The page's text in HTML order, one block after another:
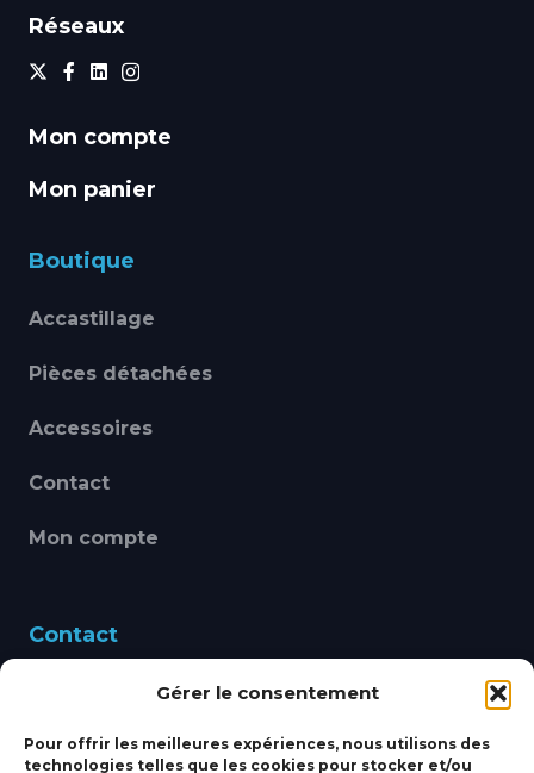
Gérer le consentement
Pour offrir les meilleures expériences, nous utilisons des
technologies telles que les cookies pour stocker et/ou
Réseaux
Mon compte
Mon panier
Boutique
Accastillage
Pièces détachées
Accessoires
Contact
Mon compte
Contact
460 Avenue Alain Le